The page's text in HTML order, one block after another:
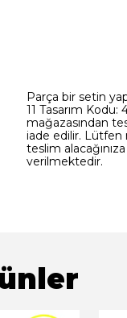
Parça bir setin
11 Tasarım
mağazasından
iade edilir. Lütfen
teslim
verilmektedir.